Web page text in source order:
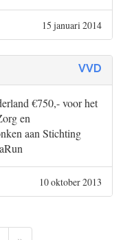
15 januari 2014
VVD
€750,- voor het
en
aan Stichting
10 oktober 2013